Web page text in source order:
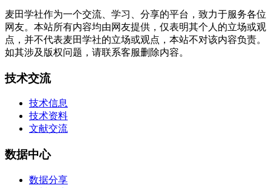
麦田学社作为一个交流、学习、分享的平台，致力于服务各位
网友。本站所有内容均由网友提供，仅表明其个人的立场或观
点，并不代表麦田学社的立场或观点，本站不对该内容负责。
如其涉及版权问题，请联系客服删除内容。
技术交流
技术信息
技术资料
文献交流
数据中心
数据分享